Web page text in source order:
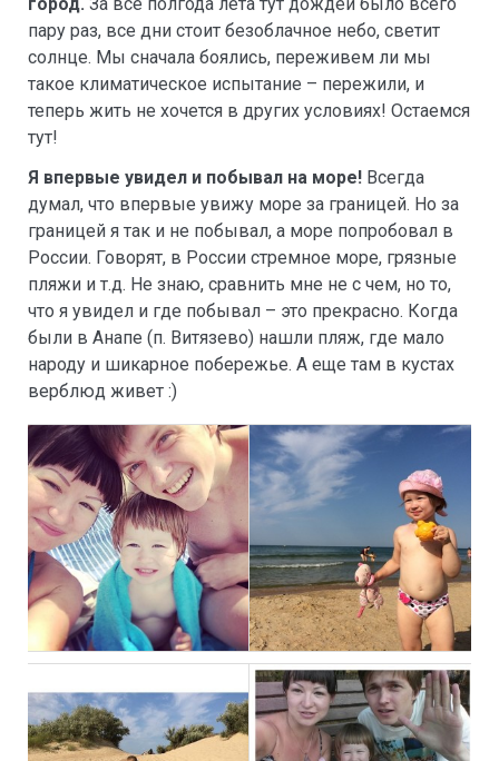
пару раз, все дни стоит безоблачное небо, светит
солнце. Мы сначала боялись, переживем ли мы
такое климатическое испытание – пережили, и
теперь жить не хочется в других условиях! Остаемся
тут!
Я впервые увидел и побывал на море! Всегда
думал, что впервые увижу море за границей. Но за
границей я так и не побывал, а море попробовал в
России. Говорят, в России стремное море, грязные
пляжи и т.д. Не знаю, сравнить мне не с чем, но то,
что я увидел и где побывал – это прекрасно. Когда
были в Анапе (п. Витязево) нашли пляж, где мало
народу и шикарное побережье. А еще там в кустах
верблюд живет :)